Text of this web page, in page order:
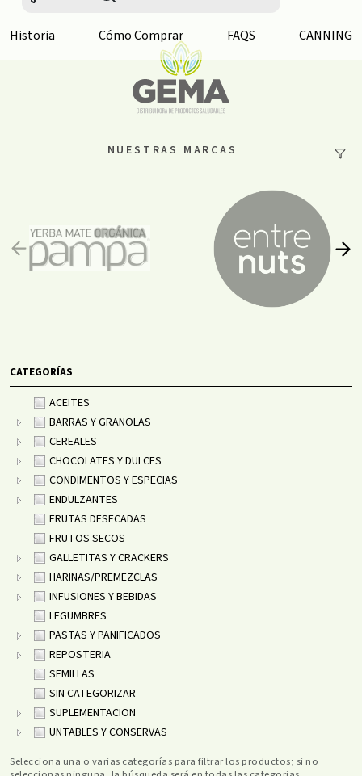
NUESTRAS MARCAS
CATEGORÍAS
ACEITES
BARRAS Y GRANOLAS
CEREALES
CHOCOLATES Y DULCES
CONDIMENTOS Y ESPECIAS
ENDULZANTES
FRUTAS DESECADAS
FRUTOS SECOS
GALLETITAS Y CRACKERS
HARINAS/PREMEZCLAS
INFUSIONES Y BEBIDAS
LEGUMBRES
PASTAS Y PANIFICADOS
REPOSTERIA
SEMILLAS
SIN CATEGORIZAR
SUPLEMENTACION
UNTABLES Y CONSERVAS
Selecciona una o varias categorías para filtrar los productos; si no
Historia Cómo Comprar FAQS CANNING